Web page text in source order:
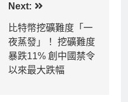
Next:
比特幣挖礦難度「一
夜蒸發」！ 挖礦難度
暴跌11% 創中國禁令
以來最大跌幅